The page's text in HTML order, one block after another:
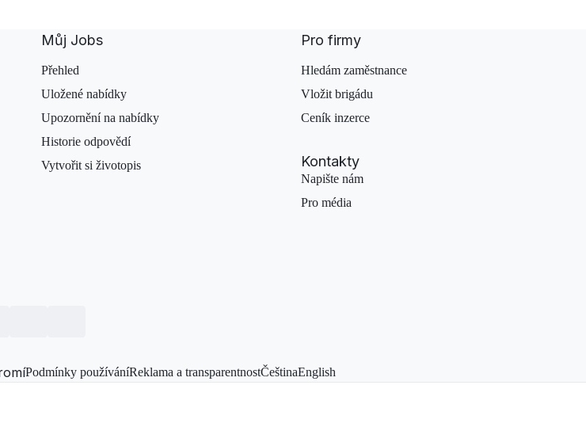
Můj Jobs
Přehled
Uložené nabídky
Upozornění na nabídky
Historie odpovědí
Vytvořit si životopis
Pro firmy
Hledám zaměstnance
Vložit brigádu
Ceník inzerce
Kontakty
Napište nám
Pro média
Podmínky používáníReklama a transparentnostČeštinaEnglish